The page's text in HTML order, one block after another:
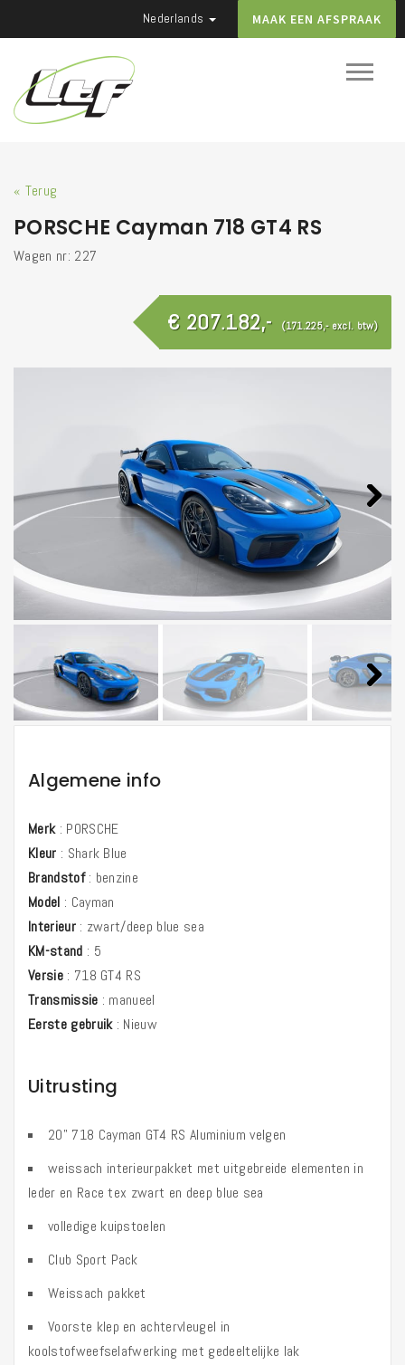
Nederlands MAAK EEN AFSPRAAK
« Terug
PORSCHE Cayman 718 GT4 RS
Wagen nr: 227
€ 207.182,- (171.225,- excl. btw)
Next
Algemene info
Merk: PORSCHE
Kleur : Shark Blue
Brandstof: benzine
Model : Cayman
Interieur: zwart/deep blue sea
KM-stand : 5
Versie: 718 GT4 RS
Transmissie : manueel
Eerste gebruik: Nieuw
Uitrusting
20" 718 Cayman GT4 RS Aluminium velgen
weissach interieurpakket met uitgebreide elementen in
leder en Race tex zwart en deep blue sea
volledige kuipstoelen
Club Sport Pack
Weissach pakket
Voorste klep en achtervleugel in
koolstofweefselafwerking met gedeeltelijke lak